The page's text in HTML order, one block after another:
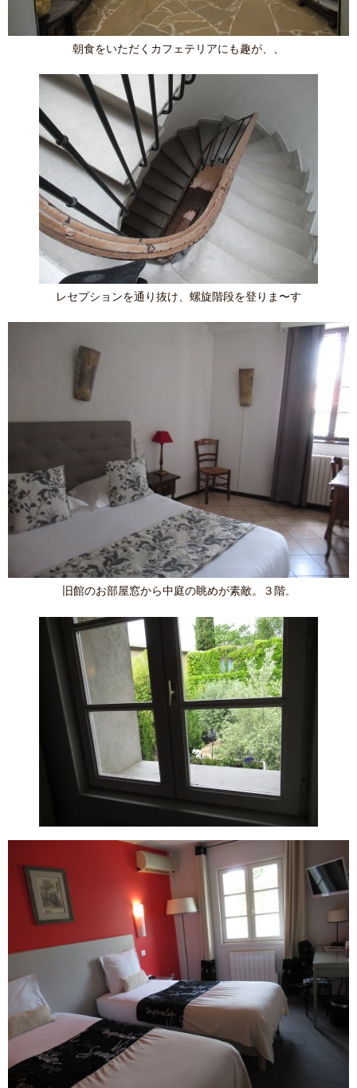
朝食をいただくカフェテリアにも趣が、、
レセプションを通り抜け、螺旋階段を登りま〜す
旧館のお部屋窓から中庭の眺めが素敵。３階。